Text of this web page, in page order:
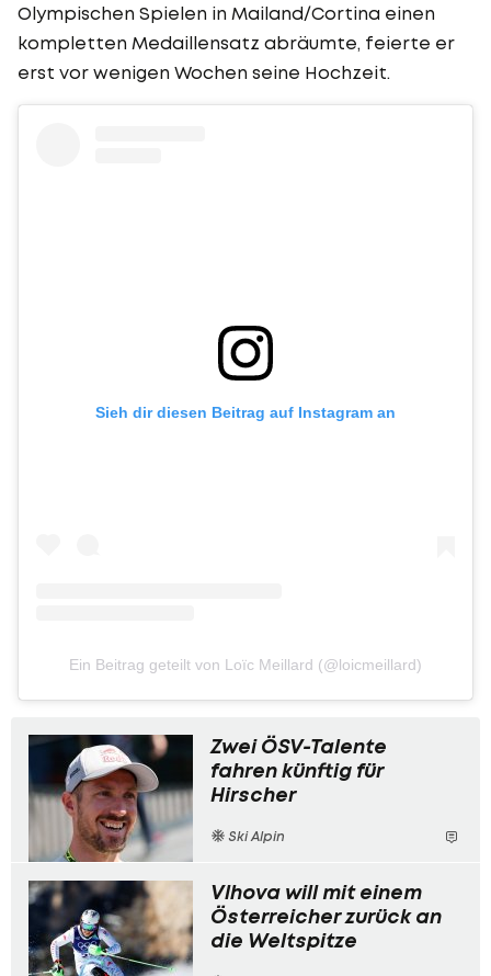
Olympischen Spielen in Mailand/Cortina einen
kompletten Medaillensatz abräumte, feierte er
erst vor wenigen Wochen seine Hochzeit.
Sieh dir diesen Beitrag auf Instagram an
Ein Beitrag geteilt von Loïc Meillard (@loicmeillard)
Zwei ÖSV-Talente
fahren künftig für
Hirscher
Ski Alpin
Vlhova will mit einem
Österreicher zurück an
die Weltspitze